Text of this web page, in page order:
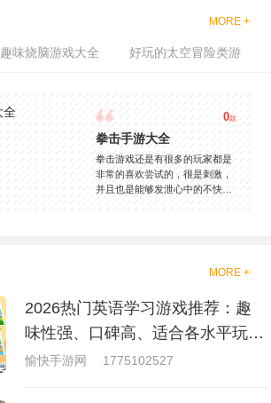
MORE +
趣味烧脑游戏大全 好玩的太空冒险类游
0款
拳击手游大全
拳击游戏还是有很多的玩家都是
非常的喜欢尝试的，很是刺激，
并且也是能够发泄心中的不快
够去进行体验的，我们也是能够
就是收集了一些有意思的拳击游
戏，相信你们一定会喜欢的。
MORE +
2026热门英语学习游戏推荐：趣
味性强、口碑高、适合各水平玩家
的英语游戏合集
愉快手游网 1775102527